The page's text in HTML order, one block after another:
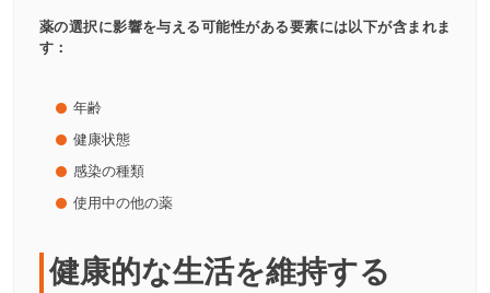
薬の選択に影響を与える可能性がある要素には以下が含まれま
す：
年齢
健康状態
感染の種類
使用中の他の薬
健康的な生活を維持する